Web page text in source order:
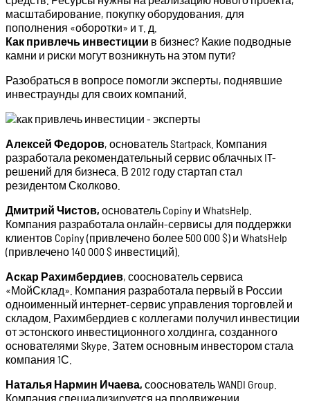
масштабирование, покупку оборудования, для
пополнения «оборотки» и т. д.
Как привлечь инвестиции в бизнес? Какие подводные
камни и риски могут возникнуть на этом пути?
Разобраться в вопросе помогли эксперты, поднявшие
инвестраунды для своих компаний.
Алексей Федоров, основатель Startpack. Компания
разработала рекомендательный сервис облачных IT-
решений для бизнеса. В 2012 году стартап стал
резидентом Сколково.
Дмитрий Чистов, основатель Copiny и WhatsHelp.
Компания разработала онлайн-сервисы для поддержки
клиентов Copiny (привлечено более 500 000 $) и WhatsHelp
(привлечено 140 000 $ инвестиций).
Аскар Рахимбердиев, сооснователь сервиса
«МойСклад». Компания разработала первый в России
одноименный интернет-сервис управления торговлей и
складом. Рахимбердиев с коллегами получил инвестиции
от эстонского инвестиционного холдинга, созданного
основателями Skype. Затем основным инвестором стала
компания 1С.
Наталья Нармин Ичаева, сооснователь WANDI Group.
Компания специализируется на продвижении